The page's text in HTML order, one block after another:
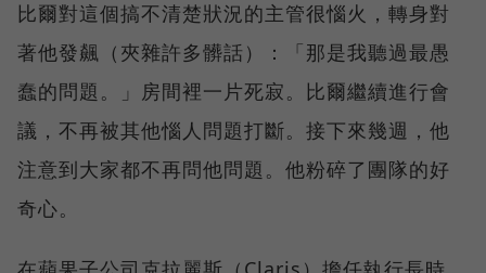
比爾對這個搞不清楚狀況的主管很惱火，轉身對
著他發飆（夾雜許多髒話）：「那是我聽過最愚
蠢的問題。」房間裡一片死寂。比爾繼續進行會
議，不再被其他惱人問題打斷。接下來幾週，他
注意到大家都不再問他問題。他粉碎了團隊的好
奇心。